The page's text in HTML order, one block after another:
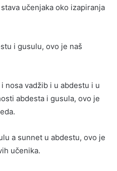
učenjaka oko izapiranja
i gusulu, ovo je naš
nosa vadžib i u abdestu i u
abdesta i gusula, ovo je
a sunnet u abdestu, ovo je
učenika.